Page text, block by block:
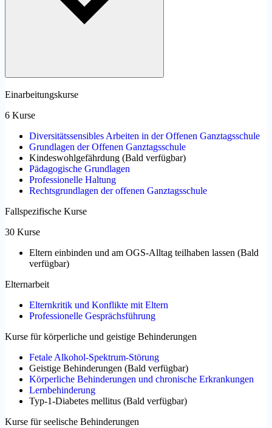
Einarbeitungskurse
6 Kurse
Diversitätssensibles Arbeiten in der Offenen Ganztagsschule
Grundlagen der Offenen Ganztagsschule
Kindeswohlgefährdung (Bald verfügbar)
Pädagogische Grundlagen
Professionelle Haltung
Rechtsgrundlagen der offenen Ganztagsschule
Fallspezifische Kurse
30 Kurse
Eltern einbinden und am OGS-Alltag teilhaben lassen (Bald
verfügbar)
Elternarbeit
Elternkritik und Konflikte mit Eltern
Professionelle Gesprächsführung
Kurse für körperliche und geistige Behinderungen
Fetale Alkohol-Spektrum-Störung
Geistige Behinderungen (Bald verfügbar)
Körperliche Behinderungen und chronische Erkrankungen
Lernbehinderung
Typ-1-Diabetes mellitus (Bald verfügbar)
Kurse für seelische Behinderungen